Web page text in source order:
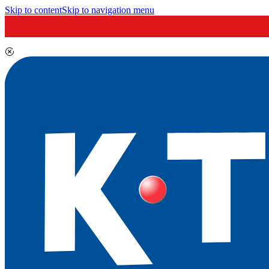
Skip to contentSkip to navigation menu